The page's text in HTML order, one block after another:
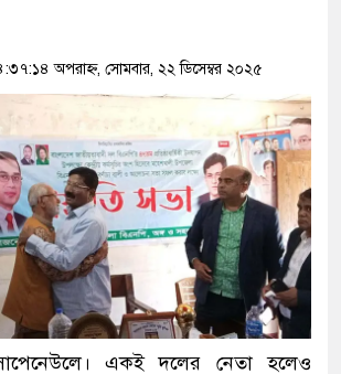
অপরাহ্ন, সোমবার, ২২ ডিসেম্বর ২০২৫
একই দলের নেতা হলেও